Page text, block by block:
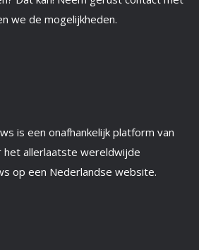
we de mogelijkheden.
is een onafhankelijk platform van
het allerlaatste wereldwijde
op een Nederlandse website.